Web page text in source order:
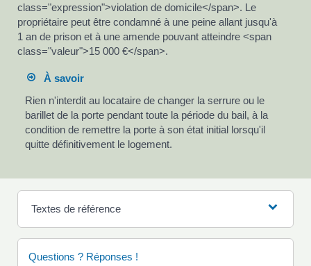
class="expression">violation de domicile</span>. Le
propriétaire peut être condamné à une peine allant jusqu'à
1 an de prison et à une amende pouvant atteindre <span
class="valeur">15 000 €</span>.
À savoir
Rien n'interdit au locataire de changer la serrure ou le
barillet de la porte pendant toute la période du bail, à la
condition de remettre la porte à son état initial lorsqu'il
quitte définitivement le logement.
Textes de référence
Questions ? Réponses !